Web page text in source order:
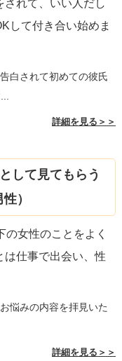
されて、いい人だし
して付き合い始めま
告白されて初めての彼氏
詳細を見る＞＞
して見てもらう
）
女性のことをよく
は仕事で出会い、性
お悩みの内容を拝見いた
詳細を見る＞＞